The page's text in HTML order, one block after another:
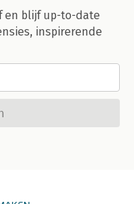
en blijf up-to-date
inspirerende